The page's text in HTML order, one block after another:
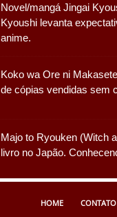
Novel/mangá Jingai
Kyoushi levanta
anime.
Koko wa Ore ni
de cópias vendidas sem
Majo to Ryouken (Witch
livro no Japão.
HOME CONTATO